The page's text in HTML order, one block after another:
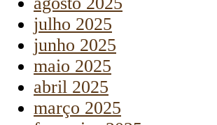
julho 2025
junho 2025
maio 2025
abril 2025
março 2025